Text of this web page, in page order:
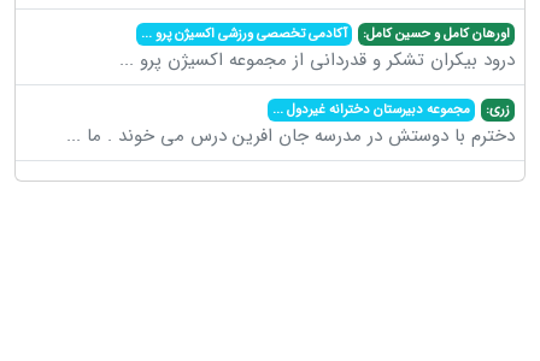
اورهان کامل و حسین کامل: آکادمی تخصصی ورزشی اکسیژن پرو...
درود بیکران تشکر و قدردانی از مجموعه اکسیژن پرو ...
زری: مجموعه دبیرستان دخترانه غیردول...
دخترم با دوستش در مدرسه جان افرین درس می خوند . ما ...